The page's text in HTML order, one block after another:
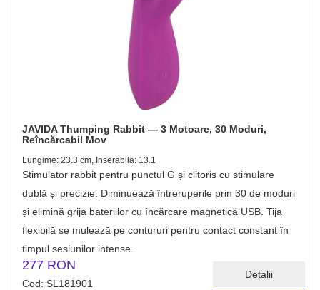
Detalii
JAVIDA Thumping Rabbit — 3 Motoare, 30 Moduri,
Reîncărcabil Mov
Lungime: 23.3 cm, Inserabila: 13.1
Stimulator rabbit pentru punctul G și clitoris cu stimulare
dublă și precizie. Diminuează întreruperile prin 30 de moduri
și elimină grija bateriilor cu încărcare magnetică USB. Tija
flexibilă se mulează pe contururi pentru contact constant în
timpul sesiunilor intense.
277 RON
Cod: SL181901